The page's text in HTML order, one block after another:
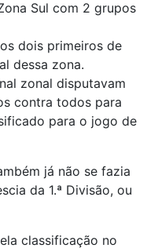
Sul com 2 grupos
dois primeiros de
dessa zona.
zonal disputavam
contra todos para
para o jogo de
já não se fazia
da 1.ª Divisão, ou
classificação no